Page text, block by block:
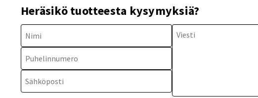
Heräsikö tuotteesta kysymyksiä?